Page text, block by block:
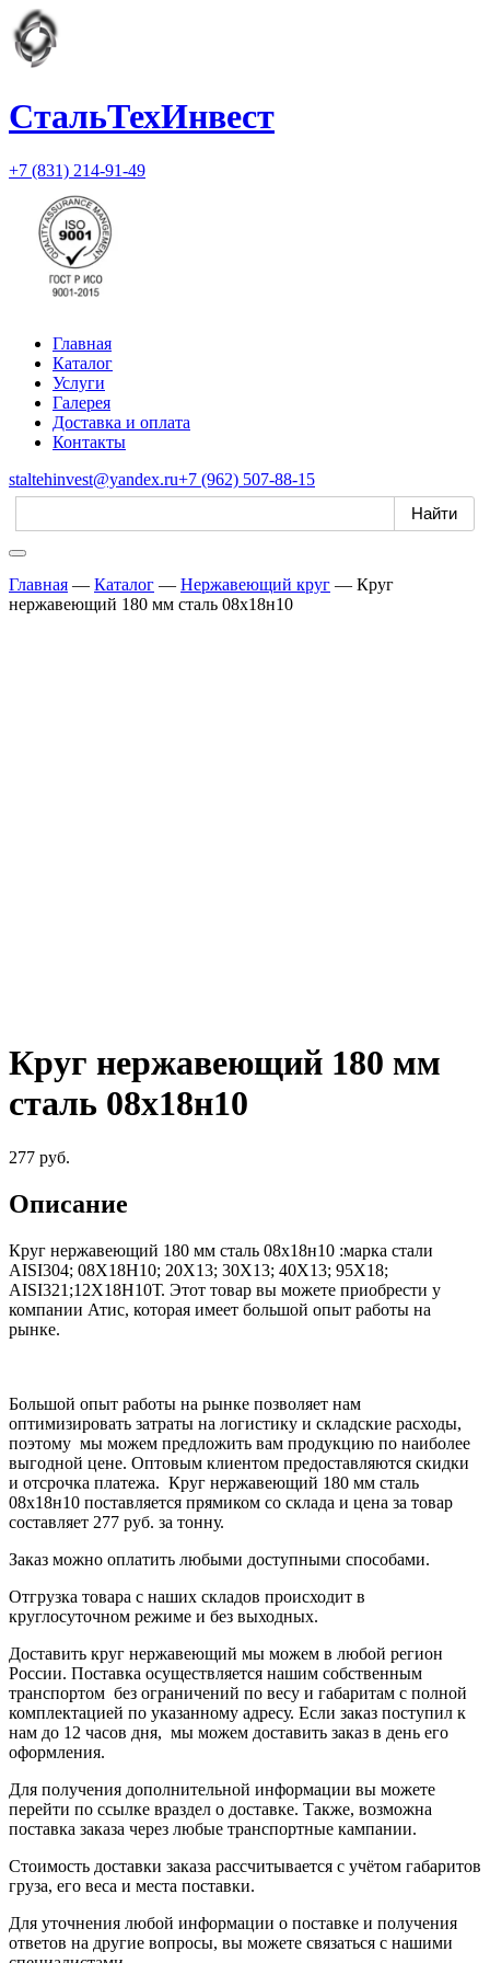
СтальТехИнвест
+7 (831) 214-91-49
Главная
Каталог
Услуги
Галерея
Доставка и оплата
Контакты
staltehinvest@yandex.ru+7 (962) 507-88-15
Главная — Каталог — Нержавеющий круг — Круг
нержавеющий 180 мм сталь 08х18н10
Круг нержавеющий 180 мм
сталь 08х18н10
277 руб.
Описание
Круг нержавеющий 180 мм сталь 08х18н10 :марка стали
AISI304; 08Х18Н10; 20Х13; 30Х13; 40Х13; 95Х18;
AISI321;12Х18Н10Т. Этот товар вы можете приобрести у
компании Атис, которая имеет большой опыт работы на
рынке.
Большой опыт работы на рынке позволяет нам
оптимизировать затраты на логистику и складские расходы,
поэтому мы можем предложить вам продукцию по наиболее
выгодной цене. Оптовым клиентом предоставляются скидки
и отсрочка платежа. Круг нержавеющий 180 мм сталь
08х18н10 поставляется прямиком со склада и цена за товар
составляет 277 руб. за тонну.
Заказ можно оплатить любыми доступными способами.
Отгрузка товара с наших складов происходит в
круглосуточном режиме и без выходных.
Доставить круг нержавеющий мы можем в любой регион
России. Поставка осуществляется нашим собственным
транспортом без ограничений по весу и габаритам с полной
комплектацией по указанному адресу. Если заказ поступил к
нам до 12 часов дня, мы можем доставить заказ в день его
оформления.
Для получения дополнительной информации вы можете
перейти по ссылке враздел о доставке. Также, возможна
поставка заказа через любые транспортные кампании.
Стоимость доставки заказа рассчитывается с учётом габаритов
груза, его веса и места поставки.
Для уточнения любой информации о поставке и получения
ответов на другие вопросы, вы можете связаться с нашими